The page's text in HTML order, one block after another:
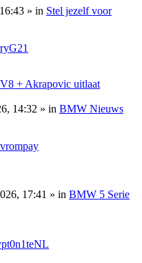
» in Stel jezelf voor
+ Akrapovic uitlaat
14:32 » in BMW Nieuws
17:41 » in BMW 5 Serie